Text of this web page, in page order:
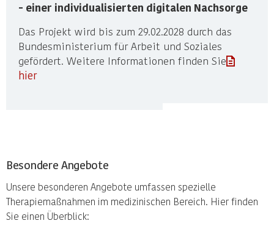
- einer individualisierten digitalen Nachsorge
Das Projekt wird bis zum 29.02.2028 durch das
Bundesministerium für Arbeit und Soziales
gefördert. Weitere Informationen finden Sie
hier
Besondere Angebote
Unsere besonderen Angebote umfassen spezielle
Therapiemaßnahmen im medizinischen Bereich. Hier finden
Sie einen Überblick: